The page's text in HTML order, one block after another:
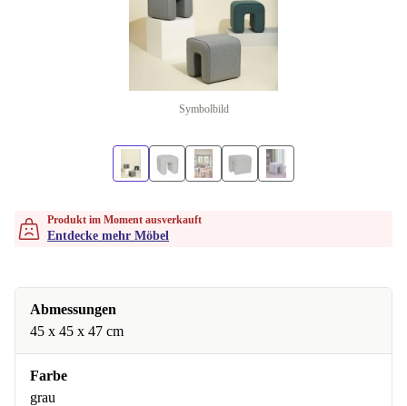
Symbolbild
Produkt im Moment ausverkauft
Entdecke mehr Möbel
Abmessungen
45 x 45 x 47 cm
Farbe
grau